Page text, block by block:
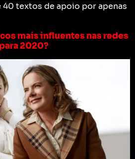
40 textos de apoio por apenas
mais influentes nas redes
2020?